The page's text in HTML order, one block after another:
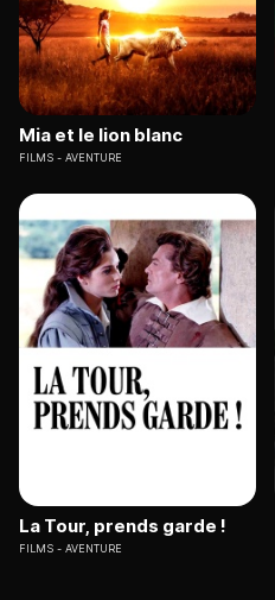
Mia et le lion blanc
FILMS AVENTURE
La Tour, prends garde !
FILMS AVENTURE